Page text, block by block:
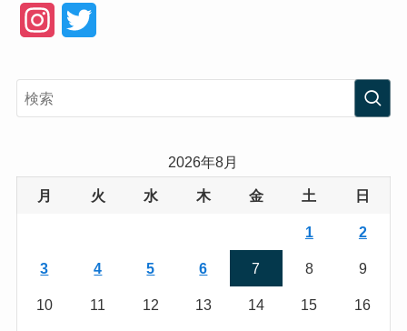
e
2026年8月
月 火 水 木 金 土 日
1 2
3 4 5 6 7 8 9
10 11 12 13 14 15 16